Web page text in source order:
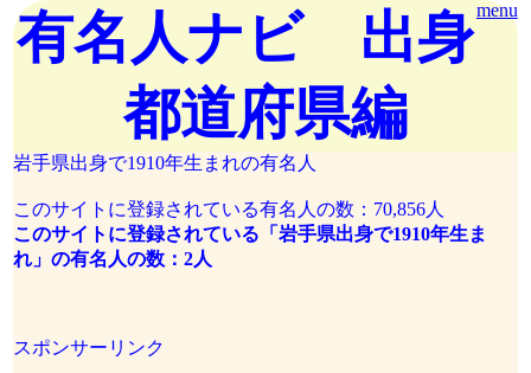
menu
有名人ナビ 出身
都道府県編
岩手県出身で1910年生まれの有名人
このサイトに登録されている有名人の数：70,856人
このサイトに登録されている「岩手県出身で1910年生ま
れ」の有名人の数：2人
スポンサーリンク